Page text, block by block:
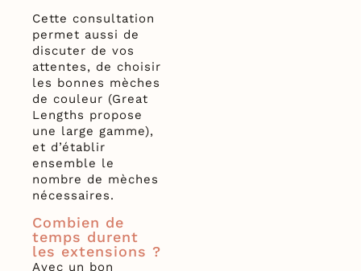
Cette consultation
permet aussi de
discuter de vos
attentes, de choisir
les bonnes mèches
de couleur (Great
Lengths propose
une large gamme),
et d’établir
ensemble le
nombre de mèches
nécessaires.
Combien de
temps durent
les extensions ?
Avec un bon